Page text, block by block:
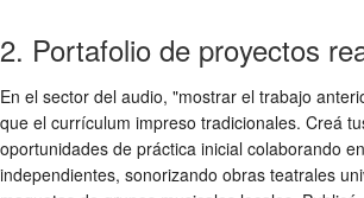
2. Portafolio de proyectos
En el sector del audio, "mostrar el trabajo
que el currículum impreso tradicionales. Creá
oportunidades de práctica inicial colaborando
independientes, sonorizando obras teatrales